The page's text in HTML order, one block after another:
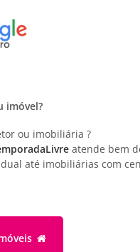
imóvel?
ou imobiliária ?
atende bem
até imobiliárias com